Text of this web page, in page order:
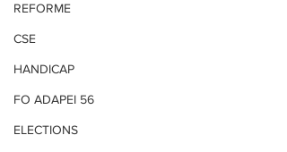
REFORME
CSE
HANDICAP
FO ADAPEI 56
ELECTIONS